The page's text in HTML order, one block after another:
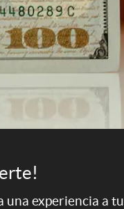
una experiencia a tu